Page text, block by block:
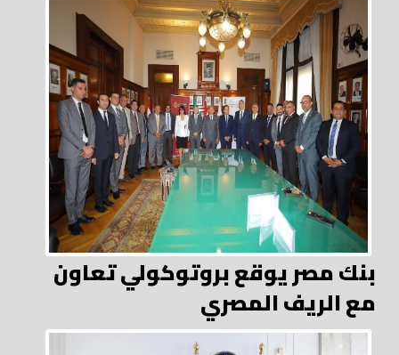
بنك مصر يوقع بروتوكولي تعاون
مع الريف المصري